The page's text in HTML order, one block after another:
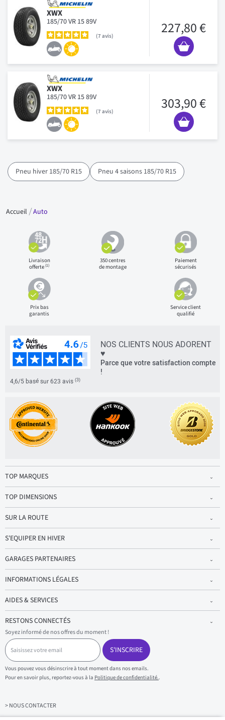
XWX
185/70 VR 15 89V
7 avis 227,80 €
XWX
185/70 VR 15 89V
7 avis 303,90 €
Pneu hiver 185/70 R15 Pneu 4 saisons 185/70 R15
Accueil Auto
Livraison
offerte(1)
350 centres
de montage
Paiement
sécurisés
Prix bas
garantis
Service client
qualifié
NOS CLIENTS NOUS ADORENT
♥
Parce que votre satisfaction compte
!
4,6/5 basé sur 623 avis (3)
TOP MARQUES
TOP DIMENSIONS
SUR LA ROUTE
S'EQUIPER EN HIVER
GARAGES PARTENAIRES
INFORMATIONS LÉGALES
AIDES & SERVICES
RESTONS CONNECTÉS
Soyez informé de nos offres du moment !
S
a
i
s
i
s
z
v
S'INSCRIRE
Vous pouvez vous désinscrire à tout moment dans nos emails.
Pour en savoir plus, reportez-vous à la Politique de confidentialité..
> NOUS CONTACTER